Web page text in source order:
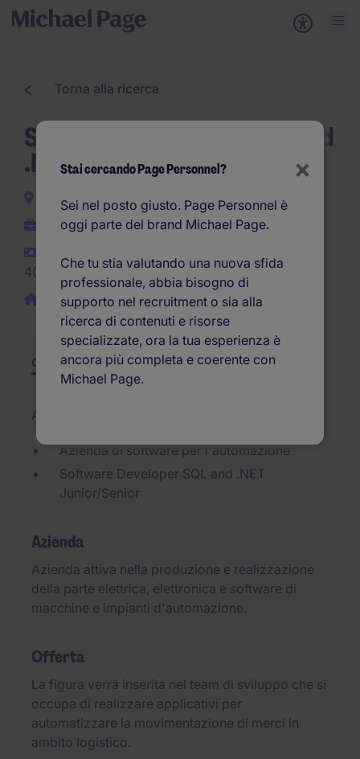
Torna alla ricerca
Software Developer SQL and
.NET Junior/Senior
Modena e provincia
Indeterminato
40.000EUR per anno
Smart Working/Ibrido
Offerta Riepilogo Opportunità di carriera
Aggiornato il 09/06/2026
Azienda di software per l'automazione
Software Developer SQL and .NET
Junior/Senior
Azienda
Azienda attiva nella produzione e realizzazione
della parte elettrica, elettronica e software di
macchine e impianti d'automazione.
Offerta
La figura verrà inserita nel team di sviluppo che si
occupa di realizzare applicativi per
automatizzare la movimentazione di merci in
ambito logistico.
×
Stai cercando Page Personnel?
Sei nel posto giusto. Page Personnel è
oggi parte del brand Michael Page.
Che tu stia valutando una nuova sfida
professionale, abbia bisogno di
supporto nel recruitment o sia alla
ricerca di contenuti e risorse
specializzate, ora la tua esperienza è
ancora più completa e coerente con
Michael Page.